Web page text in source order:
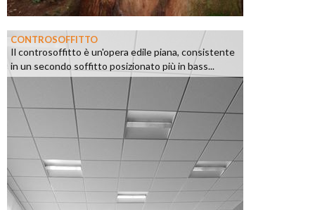
CONTROSOFFITTO
Il controsoffitto è un'opera edile piana, consistente
in un secondo soffitto posizionato più in bass...